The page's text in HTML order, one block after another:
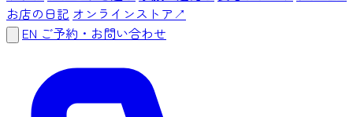
お店の日記 オンラインストア ↗
EN ご予約・お問い合わせ